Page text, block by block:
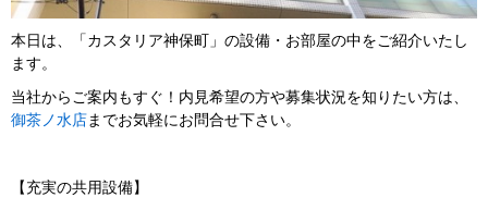
本日は、「カスタリア神保町」の設備・お部屋の中をご紹介いたし
ます。
当社からご案内もすぐ！内見希望の方や募集状況を知りたい方は、
御茶ノ水店までお気軽にお問合せ下さい。
【充実の共用設備】